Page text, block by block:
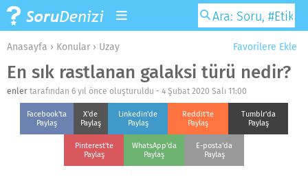
Favorilere Ekle
Anasayfa › Konular › Uzay
En sık rastlanan galaksi türü nedir?
enler tarafından 6 yıl önce oluşturuldu - 4 Şubat 2020 Salı 11:00
Facebook'ta
Paylaş
X'de
Paylaş
Linkedin'de
Paylaş
Reddit'te
Paylaş
Tumblr'da
Paylaş
Pinterest'te
Paylaş
WhatsApp'da
Paylaş
E-posta'da
Paylaş